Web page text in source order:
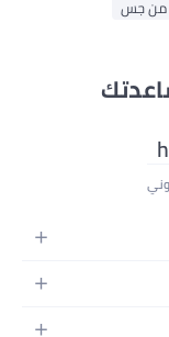
من جس